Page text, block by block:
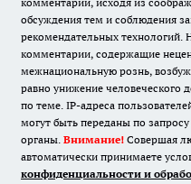
обсуждения тем и соблюдения
рекомендательных технологий.
комментарии, содержащие
межнациональную рознь,
равно унижение человеческого
по теме. IP-адреса
могут быть переданы по
органы. Внимание! Совершая
автоматически принимаете
конфиденциальности и